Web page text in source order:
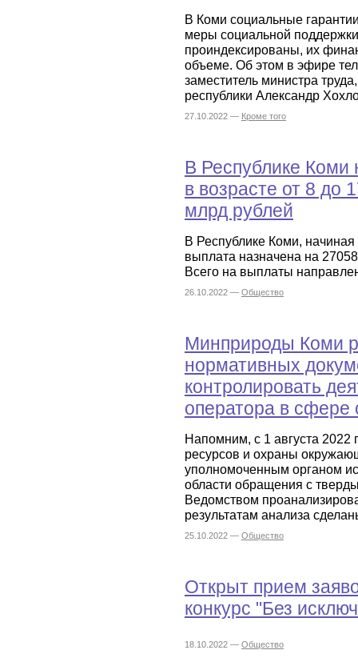
В Коми социальные
меры социальной
проиндексированы, их
объеме. Об этом в эфире
заместитель министра
республики Александр
27.10.2022 — Кроме того
В Республике Коми
в возрасте от 8 до
млрд рублей
В Республике Коми,
выплата назначена на
Всего на выплаты
26.10.2022 — Общество
Минприроды Коми
нормативных
контролировать
оператора в
Напомним, с 1 августа 2022
ресурсов и охраны
уполномоченным органом
области обращения с
Ведомством
результатам анализа
25.10.2022 — Общество
Открыт прием
конкурс "Без
18.10.2022 — Общество